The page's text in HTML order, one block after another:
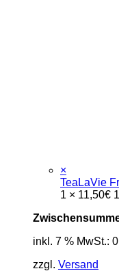
×
TeaLaVie
1 × 11,50€
inkl. 7 % MwSt.:
zzgl. Versand